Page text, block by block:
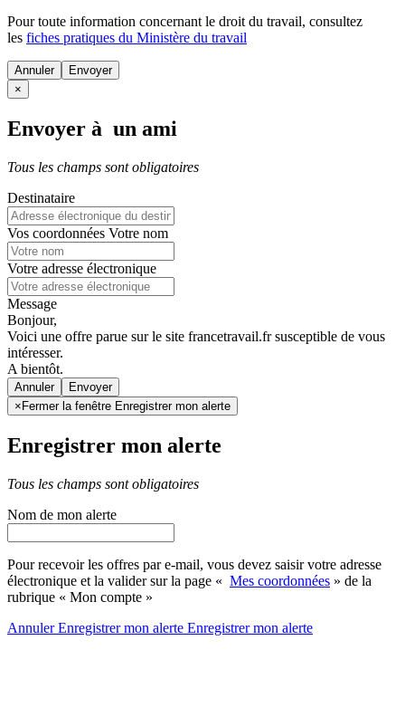
Pour toute information concernant le droit du travail, consultez
les fiches pratiques du Ministère du travail
Annuler
×
Envoyer à un ami
Tous les champs sont obligatoires
Destinataire
Vos coordonnées Votre nom
Votre adresse électronique
Message
Bonjour,
Voici une offre parue sur le site francetravail.fr susceptible de vous
intéresser.
A bientôt.
Annuler
× Fermer la fenêtre Enregistrer mon alerte
Enregistrer mon alerte
Tous les champs sont obligatoires
Nom de mon alerte
Pour recevoir les offres par e-mail, vous devez saisir votre adresse
électronique et la valider sur la page « Mes coordonnées » de la
rubrique « Mon compte »
AnnulerEnregistrer mon alerte Enregistrermon alerte